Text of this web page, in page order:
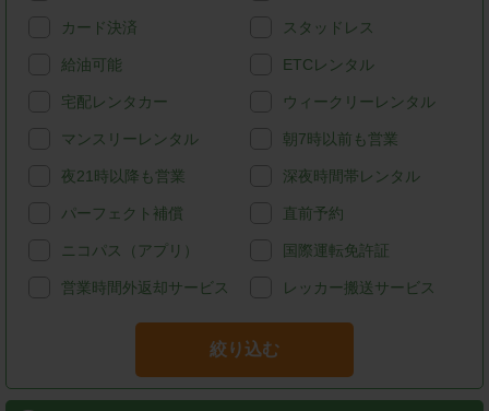
カード決済 スタッドレス
給油可能 ETCレンタル
宅配レンタカー ウィークリーレンタル
マンスリーレンタル 朝7時以前も営業
夜21時以降も営業 深夜時間帯レンタル
パーフェクト補償 直前予約
ニコパス（アプリ） 国際運転免許証
営業時間外返却サービス レッカー搬送サービス
絞り込む